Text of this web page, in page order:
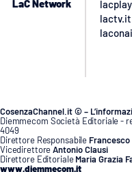
LaC Network
lactv.it
CosenzaChannel.it © –
Diemmecom Società Editoriale -
4049
Direttore Responsabile
VicedirettoreAntonio Clausi
Direttore Editoriale Maria Grazia
www.diemmecom.it